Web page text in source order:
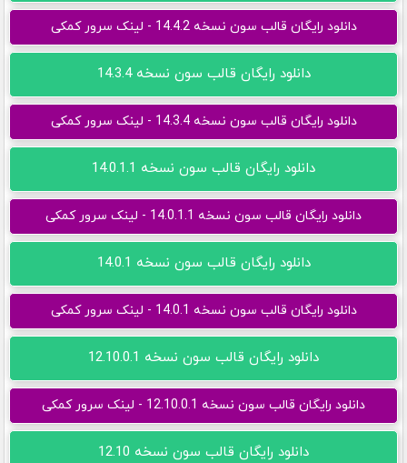
دانلود رایگان قالب سون نسخه 14.4.2 - لینک سرور کمکی
دانلود رایگان قالب سون نسخه 14.3.4
دانلود رایگان قالب سون نسخه 14.3.4 - لینک سرور کمکی
دانلود رایگان قالب سون نسخه 14.0.1.1
دانلود رایگان قالب سون نسخه 14.0.1.1 - لینک سرور کمکی
دانلود رایگان قالب سون نسخه 14.0.1
دانلود رایگان قالب سون نسخه 14.0.1 - لینک سرور کمکی
دانلود رایگان قالب سون نسخه 12.10.0.1
دانلود رایگان قالب سون نسخه 12.10.0.1 - لینک سرور کمکی
دانلود رایگان قالب سون نسخه 12.10